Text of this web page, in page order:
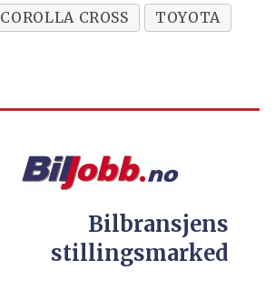
COROLLA CROSS TOYOTA
Bilbransjens
stillingsmarked